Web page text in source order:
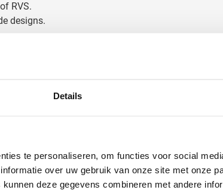
Details
te personaliseren, om functies voor social
over uw gebruik van onze site met onze
deze gegevens combineren met andere
RVS.
designs.
voor
oplage